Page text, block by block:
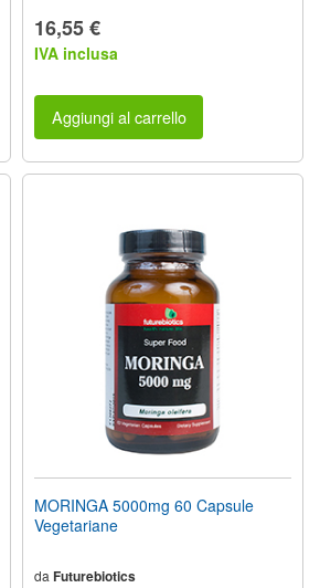
16,55 €
IVA inclusa
Aggiungi al carrello
MORINGA 5000mg 60 Capsule
Vegetariane
daFuturebiotics